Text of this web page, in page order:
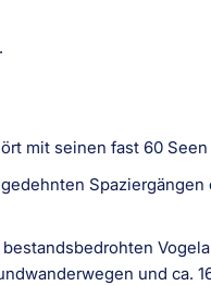
mit seinen fast 60
und ca.